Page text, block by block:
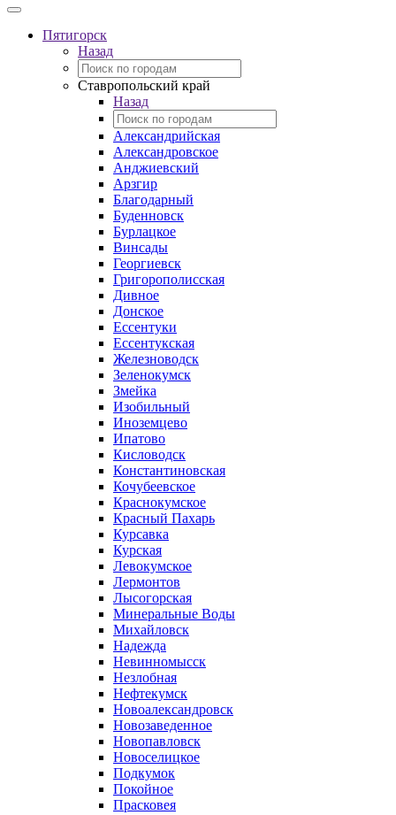
Пятигорск
Назад
Ставропольский край
Назад
Александрийская
Александровское
Анджиевский
Арзгир
Благодарный
Буденновск
Бурлацкое
Винсады
Георгиевск
Григорополисская
Дивное
Донское
Ессентуки
Ессентукская
Железноводск
Зеленокумск
Змейка
Изобильный
Иноземцево
Ипатово
Кисловодск
Константиновская
Кочубеевское
Краснокумское
Красный Пахарь
Курсавка
Курская
Левокумское
Лермонтов
Лысогорская
Минеральные Воды
Михайловск
Надежда
Невинномысск
Незлобная
Нефтекумск
Новоалександровск
Новозаведенное
Новопавловск
Новоселицкое
Подкумок
Покойное
Прасковея